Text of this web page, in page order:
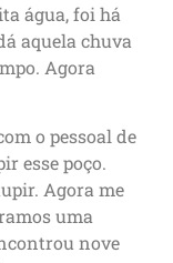
água, foi há
aquela chuva
Agora
o pessoal de
esse poço.
Agora me
uma
nove